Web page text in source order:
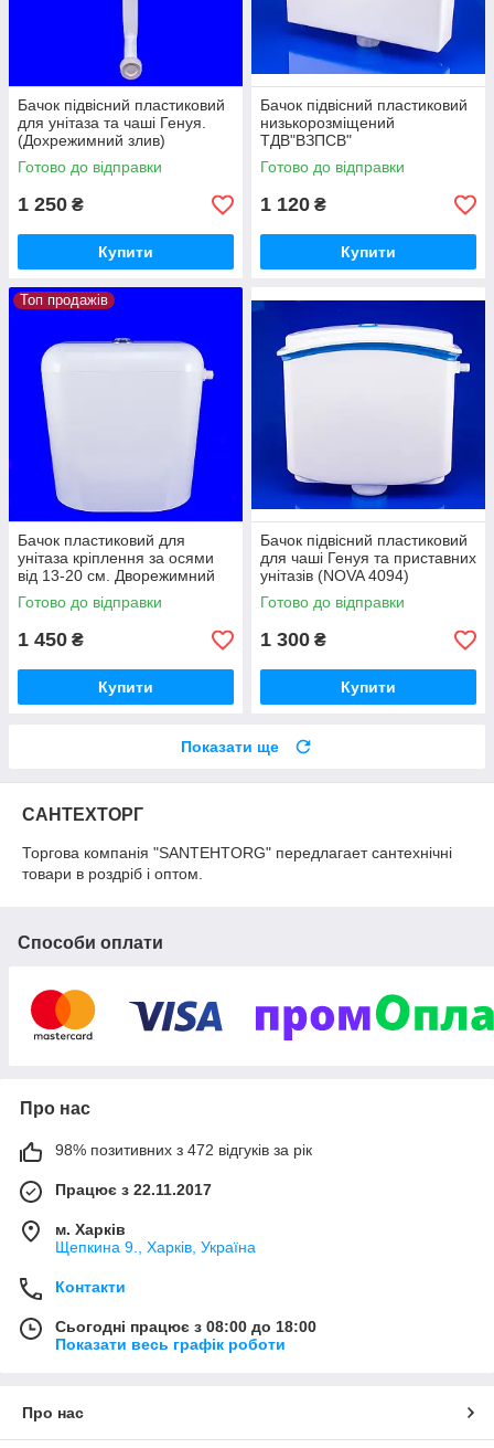
Бачок підвісний пластиковий
для унітаза та чаші Генуя.
(Дохрежимний злив)
Готово до відправки
1 250 ₴
Купити
Бачок підвісний пластиковий
низькорозміщений
ТДВ"ВЗПСВ"
Готово до відправки
1 120 ₴
Купити
Топ продажів
Бачок пластиковий для
унітаза кріплення за осями
від 13-20 см. Дворежимний
злив.
Готово до відправки
1 450 ₴
Купити
Бачок підвісний пластиковий
для чаші Генуя та приставних
унітазів (NOVA 4094)
Готово до відправки
1 300 ₴
Купити
Показати ще
САНТЕХТОРГ
Торгова компанія "SANTEHTORG" передлагает сантехнічні
товари в роздріб і оптом.
Способи оплати
Про нас
98% позитивних з 472 відгуків за рік
Працює з 22.11.2017
м. Харків
Щепкина 9., Харків, Україна
Контакти
Сьогодні працює з 08:00 до 18:00
Показати весь графік роботи
Про нас